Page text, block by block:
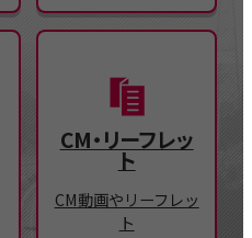
CM・リーフレッ
ト
CM動画やリーフレッ
ト